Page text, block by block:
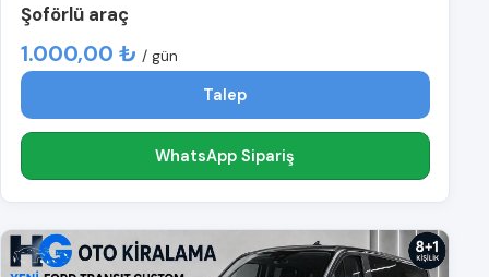
Şoförlü araç
1.000,00 ₺ / gün
Talep
WhatsApp Sipariş